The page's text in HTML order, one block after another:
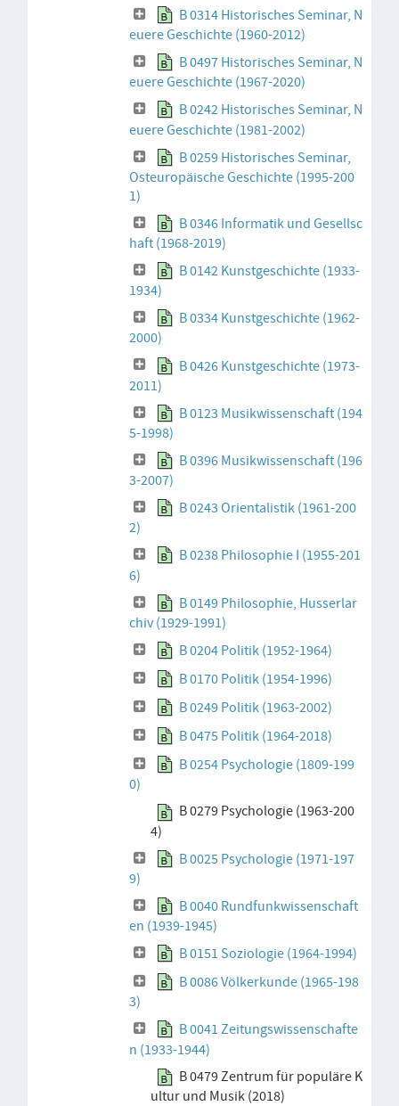
B 0314 Historisches Seminar, N
euere Geschichte (1960-2012)
B 0497 Historisches Seminar, N
euere Geschichte (1967-2020)
B 0242 Historisches Seminar, N
euere Geschichte (1981-2002)
B 0259 Historisches Seminar,
Osteuropäische Geschichte (1995-200
1)
B 0346 Informatik und Gesellsc
haft (1968-2019)
B 0142 Kunstgeschichte (1933-
1934)
B 0334 Kunstgeschichte (1962-
2000)
B 0426 Kunstgeschichte (1973-
2011)
B 0123 Musikwissenschaft (194
5-1998)
B 0396 Musikwissenschaft (196
3-2007)
B 0243 Orientalistik (1961-200
2)
B 0238 Philosophie I (1955-201
6)
B 0149 Philosophie, Husserlar
chiv (1929-1991)
B 0204 Politik (1952-1964)
B 0170 Politik (1954-1996)
B 0249 Politik (1963-2002)
B 0475 Politik (1964-2018)
B 0254 Psychologie (1809-199
0)
B 0279 Psychologie (1963-200
4)
B 0025 Psychologie (1971-197
9)
B 0040 Rundfunkwissenschaft
en (1939-1945)
B 0151 Soziologie (1964-1994)
B 0086 Völkerkunde (1965-198
3)
B 0041 Zeitungswissenschafte
n (1933-1944)
B 0479 Zentrum für populäre K
ultur und Musik (2018)